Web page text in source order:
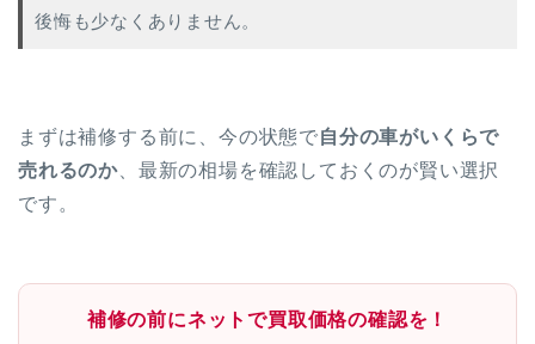
後悔も少なくありません。
まずは補修する前に、今の状態で自分の車がいくらで
売れるのか 、最新の相場を確認しておくのが賢い選択
です。
補修の前にネットで買取価格の確認を！